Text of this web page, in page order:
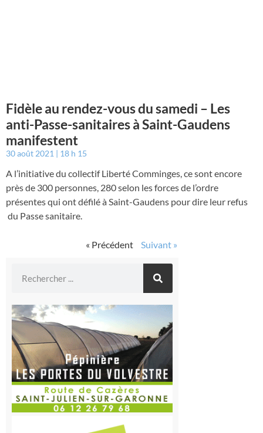
Fidèle au rendez-vous du samedi – Les
anti-Passe-sanitaires à Saint-Gaudens
manifestent
30 août 2021 18 h 15
A l’initiative du collectif Liberté Comminges, ce sont encore
près de 300 personnes, 280 selon les forces de l’ordre
présentes qui ont défilé à Saint-Gaudens pour dire leur refus
du Passe sanitaire.
« Précédent Suivant »